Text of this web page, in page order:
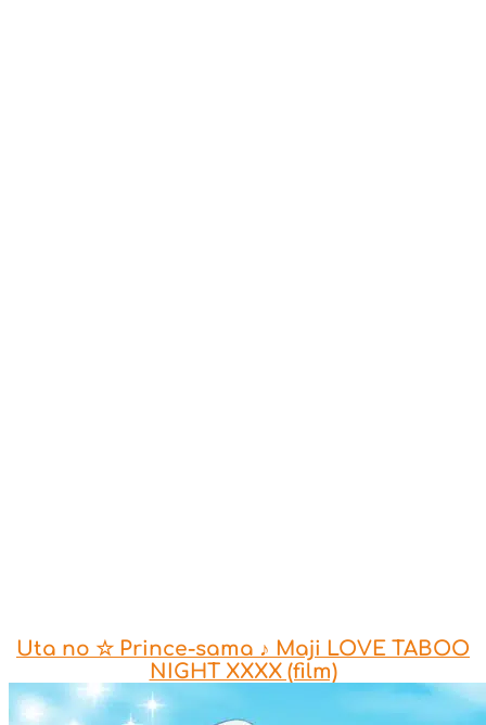
Uta no ☆ Prince-sama ♪ Maji LOVE TABOO
NIGHT XXXX (film)